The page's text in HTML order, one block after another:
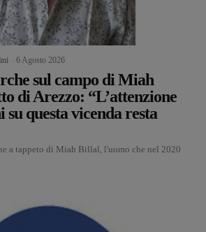
6 Agosto 2026
sul campo di Miah
di Arezzo: “L’attenzione
questa vicenda resta
a tappeto di Miah Billal, l'uomo che nel 2020